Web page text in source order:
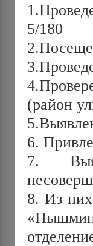
5/180
(район
6.
7.
8. Из